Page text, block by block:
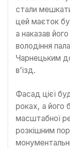
стали
цей маєток
а наказав
володіння
Чарнецьким
в’їзд.
Фасад цієї
роках, а його
масштабної
розкішним